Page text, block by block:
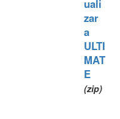
uali
zar
a
ULTI
MAT
E
(zip)